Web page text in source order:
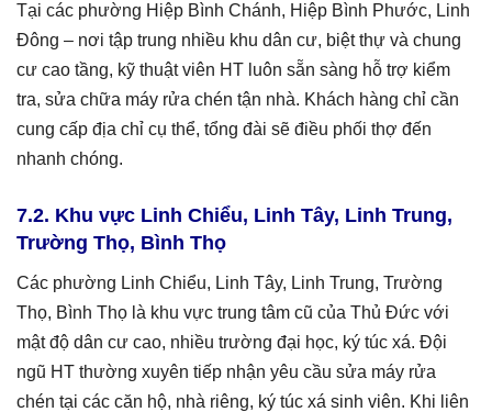
Tại các phường Hiệp Bình Chánh, Hiệp Bình Phước, Linh
Đông – nơi tập trung nhiều khu dân cư, biệt thự và chung
cư cao tầng, kỹ thuật viên HT luôn sẵn sàng hỗ trợ kiểm
tra, sửa chữa máy rửa chén tận nhà. Khách hàng chỉ cần
cung cấp địa chỉ cụ thể, tổng đài sẽ điều phối thợ đến
nhanh chóng.
7.2. Khu vực Linh Chiểu, Linh Tây, Linh Trung,
Trường Thọ, Bình Thọ
Các phường Linh Chiểu, Linh Tây, Linh Trung, Trường
Thọ, Bình Thọ là khu vực trung tâm cũ của Thủ Đức với
mật độ dân cư cao, nhiều trường đại học, ký túc xá. Đội
ngũ HT thường xuyên tiếp nhận yêu cầu sửa máy rửa
chén tại các căn hộ, nhà riêng, ký túc xá sinh viên. Khi liên